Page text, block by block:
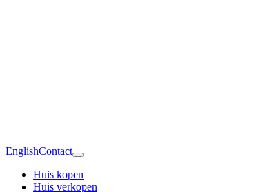
EnglishContact
Huis kopen
Huis verkopen